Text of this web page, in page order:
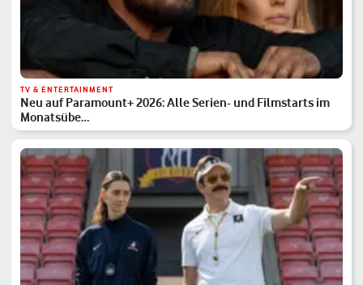
TV & ENTERTAINMENT
Neu auf Paramount+ 2026: Alle Serien- und Filmstarts im
Monatsübe…